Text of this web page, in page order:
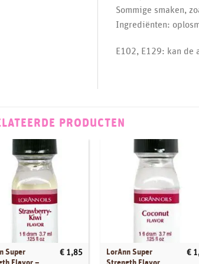
Sommige smaken,
Ingrediënten:
E102, E129: kan
PRODUCTEN
Super
€1,85
LorAnn Super
€